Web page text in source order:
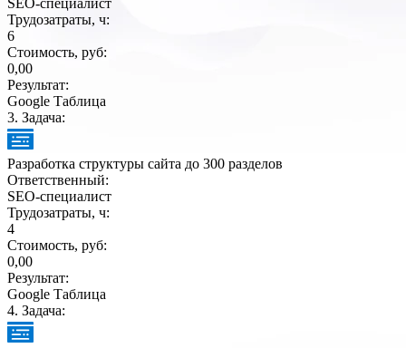
SEO-специалист
Трудозатраты, ч:
6
Стоимость, руб:
0,00
Результат:
Google Таблица
3. Задача:
Разработка структуры сайта до 300 разделов
Ответственный:
SEO-специалист
Трудозатраты, ч:
4
Стоимость, руб:
0,00
Результат:
Google Таблица
4. Задача: